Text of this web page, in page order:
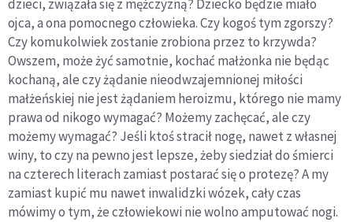
dzieci, związała się z mężczyzną? Dziecko będzie miało
ojca, a ona pomocnego człowieka. Czy kogoś tym zgorszy?
Czy komukolwiek zostanie zrobiona przez to krzywda?
Owszem, może żyć samotnie, kochać małżonka nie będąc
kochaną, ale czy żądanie nieodwzajemnionej miłości
małżeńskiej nie jest żądaniem heroizmu, którego nie mamy
prawa od nikogo wymagać? Możemy zachęcać, ale czy
możemy wymagać? Jeśli ktoś stracił nogę, nawet z własnej
winy, to czy na pewno jest lepsze, żeby siedział do śmierci
na czterech literach zamiast postarać się o protezę? A my
zamiast kupić mu nawet inwalidzki wózek, cały czas
mówimy o tym, że człowiekowi nie wolno amputować nogi.